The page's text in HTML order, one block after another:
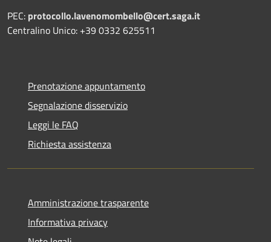
PEC: protocollo.lavenomombello@cert.saga.it
Centralino Unico: +39 0332 625511
Prenotazione appuntamento
Segnalazione disservizio
Leggi le FAQ
Richiesta assistenza
Amministrazione trasparente
Informativa privacy